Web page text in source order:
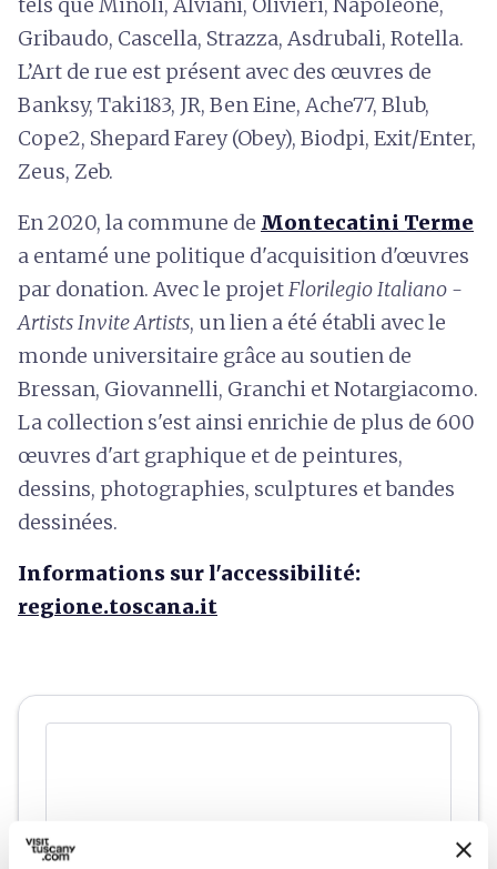
Gribaudo, Cascella, Strazza, Asdrubali, Rotella.
L’Art de rue est présent avec des œuvres de
Banksy, Taki183, JR, Ben Eine, Ache77, Blub,
Cope2, Shepard Farey (Obey), Biodpi, Exit/Enter,
Zeus, Zeb.
En 2020, la commune de Montecatini Terme
a entamé une politique d'acquisition d'œuvres
par donation. Avec le projetFlorilegio Italiano -
Artists Invite Artists, un lien a été établi avec le
monde universitaire grâce au soutien de
Bressan, Giovannelli, Granchi et Notargiacomo.
La collection s'est ainsi enrichie de plus de 600
œuvres d'art graphique et de peintures,
dessins, photographies, sculptures et bandes
dessinées.
Informations sur l'accessibilité:
regione.toscana.it